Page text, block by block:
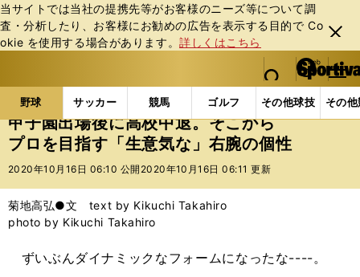
当サイトでは当社の提携先等がお客様のニーズ等について調
査・分析したり、お客様にお勧めの広告を表⽰する⽬的で Co
okie を使⽤する場合があります。詳しくはこちら
閉じ
る
web Sportiva (webスポルティーバ)
検索
マイペ
ー
ジ
メニュ
野球 サッカー 競馬 ゴルフ その他球技 その
b
ス
ポ
ル
バ
野球の記事一覧 高校野球他 甲子園出場後に高校中
甲子園出場後に高校中退。そこから
プロを目指す「生意気な」右腕の個性
2020年10月16日 06:10 公開 2020年10月16日 06:11 更新
菊地高弘●文 text by Kikuchi Takahiro
photo by Kikuchi Takahiro
ずいぶんダイナミックなフォームになったな----。